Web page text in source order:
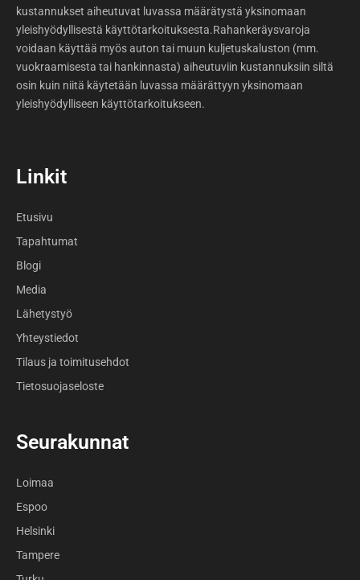
kustannukset aiheutuvat luvassa määrätystä yksinomaan
yleishyödyllisestä käyttötarkoituksesta.Rahankeräysvaroja
voidaan käyttää myös auton tai muun kuljetuskaluston (mm.
vuokraamisesta tai hankinnasta) aiheutuviin kustannuksiin siltä
osin kuin niitä käytetään luvassa määrättyyn yksinomaan
yleishyödylliseen käyttötarkoitukseen.
Linkit
Etusivu
Tapahtumat
Blogi
Media
Lähetystyö
Yhteystiedot
Tilaus ja toimitusehdot
Tietosuojaseloste
Seurakunnat
Loimaa
Espoo
Helsinki
Tampere